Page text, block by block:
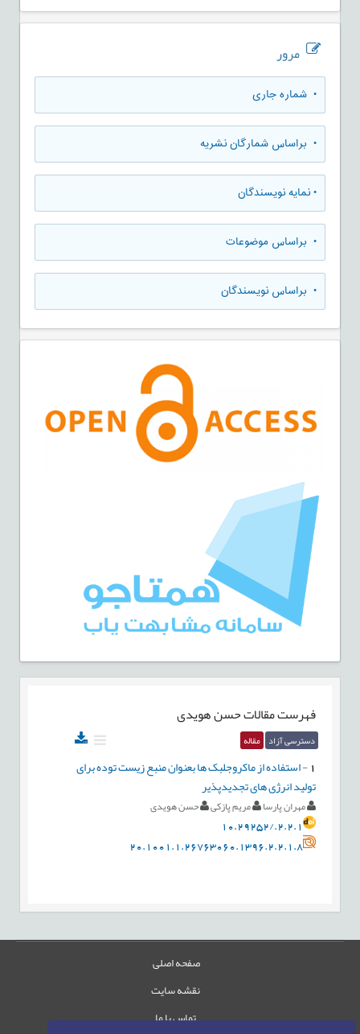
مرور
• شماره جاری
• براساس شمارگان نشریه
•نمایه نویسندگان
• براساس موضوعات
• براساس نویسندگان
فهرست مقالاتحسن هویدی
دسترسی آزاد مقاله
-استفاده از ماکروجلبک ها بعنوان منبع زیست توده برای
تولید انرژی های تجدیدپذیر
مهران پارسا مریم پازکی حسن هویدی
10.29252/.2.2.1
20.1001.1.26763060.1396.2.2.1.8
صفحه اصلی
نقشه سایت
تماس با ما